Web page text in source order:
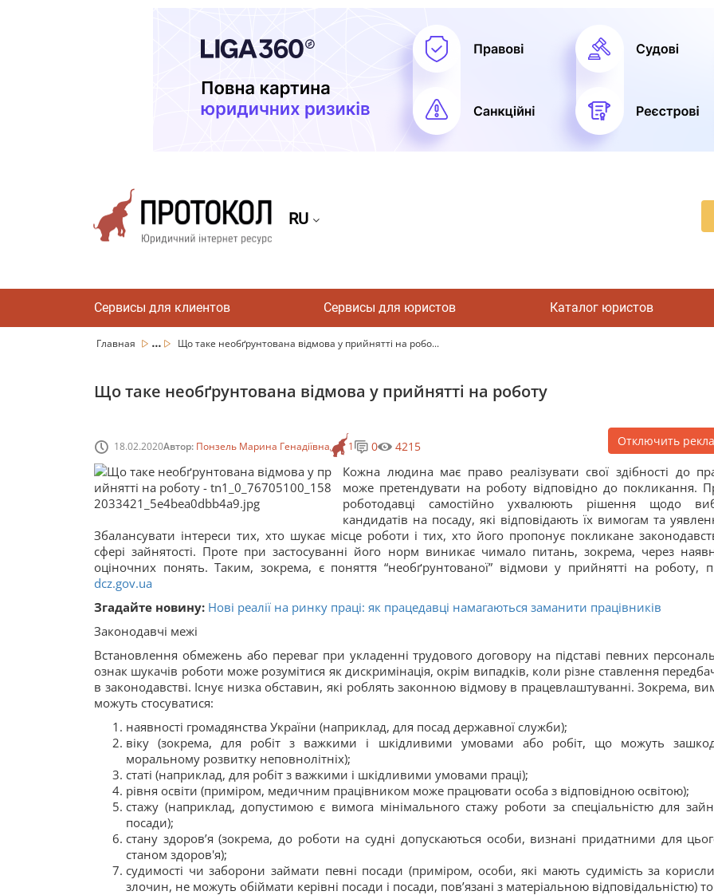
RU
Сервисы для клиентов Сервисы для юристов Каталог юристов
Главная ... Що таке необґрунтована відмова у прийнятті на робо...
Що таке необґрунтована відмова у прийнятті на роботу
18.02.2020Автор: Понзель Марина Генадіївна 1 0 4215 Отключить
Кожна людина має право реалізувати свої здібності до
може претендувати на роботу відповідно до покликання.
роботодавці самостійно ухвалюють рішення щодо
кандидатів на посаду, які відповідають їх вимогам та
Збалансувати інтереси тих, хто шукає місце роботи і тих, хто його пропонує покликане
сфері зайнятості. Проте при застосуванні його норм виникає чимало питань, зокрема, через
оціночних понять. Таким, зокрема, є поняття “необґрунтованої” відмови у прийнятті на роботу,
dcz.gov.ua
Згадайте новину: Нові реалії на ринку праці: як працедавці намагаються заманити працівників
Законодавчі межі
Встановлення обмежень або переваг при укладенні трудового договору на підставі певних
ознак шукачів роботи може розумітися як дискримінація, окрім випадків, коли різне ставлення
в законодавстві. Існує низка обставин, які роблять законною відмову в працевлаштуванні. Зокрема,
можуть стосуватися:
наявності громадянства України (наприклад, для посад державної служби);
віку (зокрема, для робіт з важкими і шкідливими умовами або робіт, що можуть
моральному розвитку неповнолітніх);
статі (наприклад, для робіт з важкими і шкідливими умовами праці);
рівня освіти (приміром, медичним працівником може працювати особа з відповідною освітою);
стажу (наприклад, допустимою є вимога мінімального стажу роботи за спеціальністю для
посади);
стану здоров’я (зокрема, до роботи на судні допускаються особи, визнані придатними для
станом здоров'я);
судимості чи заборони займати певні посади (приміром, особи, які мають судимість за
злочин, не можуть обіймати керівні посади і посади, пов’язані з матеріальною відповідальністю)